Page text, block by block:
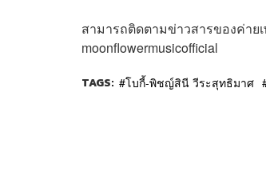
สามารถติดตามข่าวสารของค่าย
moonflowermusicofficial
TAGS: โบกี้-พิชญ์สินี วีระสุทธิมาศ